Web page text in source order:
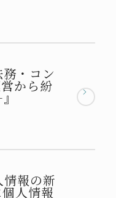
・コン
から紛
報の新
人情報